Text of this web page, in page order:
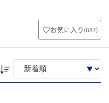
お気に入り (887)